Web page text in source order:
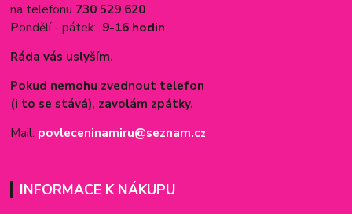
na telefonu 730 529 620
Pondělí - pátek: 9-16 hodin
Ráda vás uslyším.
Pokud nemohu zvednout telefon
(i to se stává), zavolám zpátky.
Mail: povleceninamiru@seznam.cz
INFORMACE K NÁKUPU